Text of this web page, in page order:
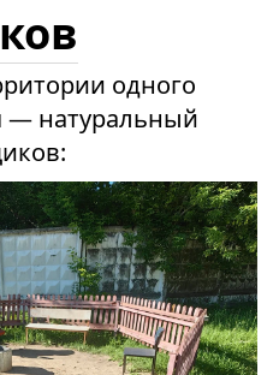
одного
— натуральный